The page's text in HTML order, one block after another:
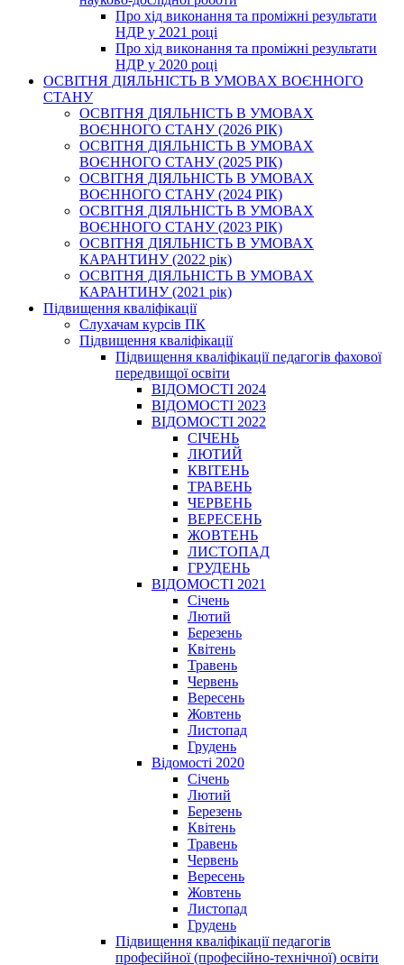
Про хід виконання та проміжні результати
НДР у 2021 році
Про хід виконання та проміжні результати
НДР у 2020 році
ОСВІТНЯ ДІЯЛЬНІСТЬ В УМОВАХ ВОЄННОГО
СТАНУ
ОСВІТНЯ ДІЯЛЬНІСТЬ В УМОВАХ
ВОЄННОГО СТАНУ (2026 РІК)
ОСВІТНЯ ДІЯЛЬНІСТЬ В УМОВАХ
ВОЄННОГО СТАНУ (2025 РІК)
ОСВІТНЯ ДІЯЛЬНІСТЬ В УМОВАХ
ВОЄННОГО СТАНУ (2024 РІК)
ОСВІТНЯ ДІЯЛЬНІСТЬ В УМОВАХ
ВОЄННОГО СТАНУ (2023 РІК)
ОСВІТНЯ ДІЯЛЬНІСТЬ В УМОВАХ
КАРАНТИНУ (2022 рік)
ОСВІТНЯ ДІЯЛЬНІСТЬ В УМОВАХ
КАРАНТИНУ (2021 рік)
Підвищення кваліфікації
Слухачам курсів ПК
Підвищення кваліфікації
Підвищення кваліфікації педагогів фахової
передвищої освіти
ВІДОМОСТІ 2024
ВІДОМОСТІ 2023
ВІДОМОСТІ 2022
СІЧЕНЬ
ЛЮТИЙ
КВІТЕНЬ
ТРАВЕНЬ
ЧЕРВЕНЬ
ВЕРЕСЕНЬ
ЖОВТЕНЬ
ЛИСТОПАД
ГРУДЕНЬ
ВІДОМОСТІ 2021
Січень
Лютий
Березень
Квітень
Травень
Червень
Вересень
Жовтень
Листопад
Грудень
Відомості 2020
Січень
Лютий
Березень
Квітень
Травень
Червень
Вересень
Жовтень
Листопад
Грудень
Підвищення кваліфікації педагогів
професійної (професійно-технічної) освіти